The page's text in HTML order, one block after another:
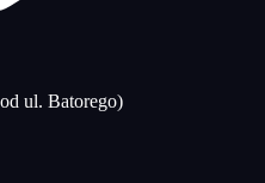
ul. Batorego)